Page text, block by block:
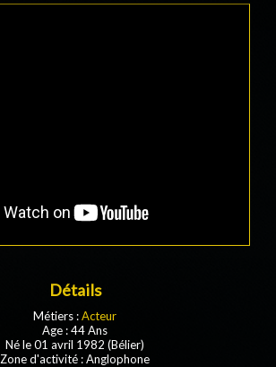
Détails
Métiers :Acteur
Age : 44 Ans
Né le 01 avril 1982 (Bélier)
Zone d'activité : Anglophone